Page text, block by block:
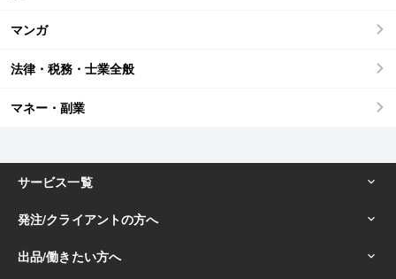
マンガ
法律・税務・士業全般
マネー・副業